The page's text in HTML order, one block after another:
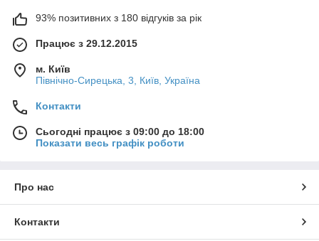
93% позитивних з 180 відгуків за рік
Працює з 29.12.2015
м. Київ
Північно-Сирецька, 3, Київ, Україна
Контакти
Сьогодні працює з 09:00 до 18:00
Показати весь графік роботи
Про нас
Контакти